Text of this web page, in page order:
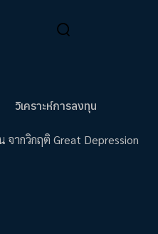
วิเคราะห์การลงทุน